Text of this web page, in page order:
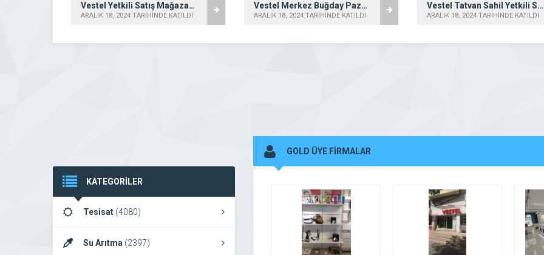
Vestel Etimesgut Elvan Yetkili Satış Mağazası – İki Grup
ARALIK 18, 2024 TARİHİNDE KATILDI
Vestel Bulancak Yetkili Satış Mağazası – Uzun DTM
ARALIK 18, 2024 TARİHİNDE KATILDI
Vestel Merkez Tahsin Ünal Yetkili Satış Mağazası – Genç Karagözler
ARALIK 18, 2024 TARİHİNDE KATILDI
KATEGORİLER
Tesisat (4080)
Su Arıtma (2397)
GOLD ÜYE FİRMALAR